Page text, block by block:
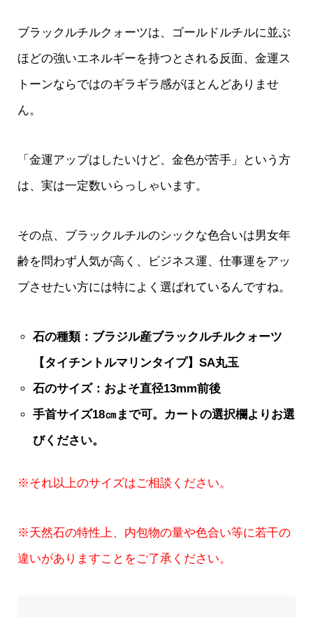
ブラックルチルクォーツは、ゴールドルチルに並ぶ
ほどの強いエネルギーを持つとされる反面、金運ス
トーンならではのギラギラ感がほとんどありませ
ん。
「金運アップはしたいけど、金色が苦手」という方
は、実は一定数いらっしゃいます。
その点、ブラックルチルのシックな色合いは男女年
齢を問わず人気が高く、ビジネス運、仕事運をアッ
プさせたい方には特によく選ばれているんですね。
石の種類：ブラジル産ブラックルチルクォーツ
【タイチントルマリンタイプ】SA丸玉
石のサイズ：およそ直径13mm前後
手首サイズ18㎝まで可。カートの選択欄よりお選
びください。
※それ以上のサイズはご相談ください。
※天然石の特性上、内包物の量や色合い等に若干の
違いがありますことをご了承ください。